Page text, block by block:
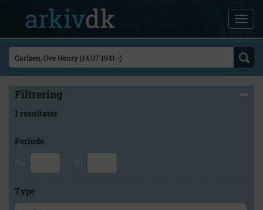
Filtrering
1 resultater
Periode
Fra Til
Type